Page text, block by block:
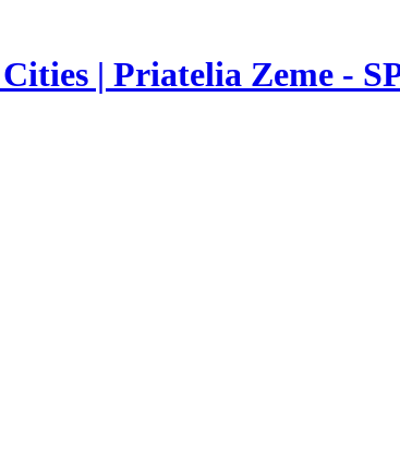
| Priatelia Zeme -